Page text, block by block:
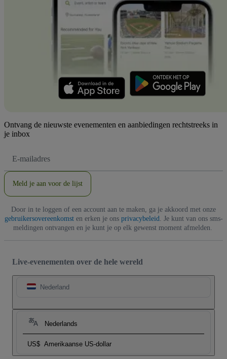
Ontvang de nieuwste evenementen en aanbiedingen rechtstreeks in
je inbox
mailadres
Meld je aan voor de lijst
Door in te loggen of een account aan te maken, ga je akkoord met onze
gebruikersovereenkomsten erken je ons privacybeleid. Je kunt van ons sms-
meldingen ontvangen en je kunt je op elk gewenst moment afmelden.
Live-evenementen over de hele wereld
Nederland
Nederlands
US$ Amerikaanse US-dollar